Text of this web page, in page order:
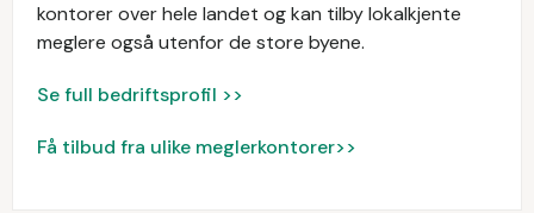
kontorer over hele landet og kan tilby lokalkjente
meglere også utenfor de store byene.
Se full bedriftsprofil >>
Få tilbud fra ulike meglerkontorer>>